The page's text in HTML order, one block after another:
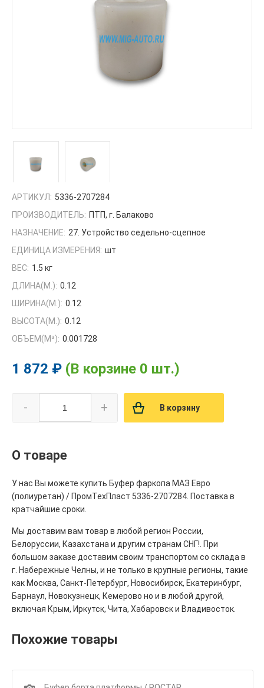
АРТИКУЛ: 5336-2707284
ПРОИЗВОДИТЕЛЬ: ПТП, г. Балаково
НАЗНАЧЕНИЕ: 27. Устройство седельно-сцепное
ЕДИНИЦА ИЗМЕРЕНИЯ: шт
ВЕС: 1.5 кг
ДЛИНА(М.): 0.12
ШИРИНА(М.): 0.12
ВЫСОТА(М.): 0.12
ОБЪЕМ(M³): 0.001728
1 872 ₽ (В корзине 0 шт.)
- + В корзину
О товаре
У нас Вы можете купить Буфер фаркопа МАЗ Евро
(полиуретан) / ПромТехПласт 5336-2707284. Поставка в
кратчайшие сроки.
Мы доставим вам товар в любой регион России,
Белоруссии, Казахстана и другим странам СНГ!. При
большом заказе доставим своим транспортом со склада в
г. Набережные Челны, и не только в крупные регионы, такие
как Москва, Санкт-Петербург, Новосибирск, Екатеринбург,
Барнаул, Новокузнецк, Кемерово но и в любой другой,
включая Крым, Иркутск, Чита, Хабаровск и Владивосток.
Похожие товары